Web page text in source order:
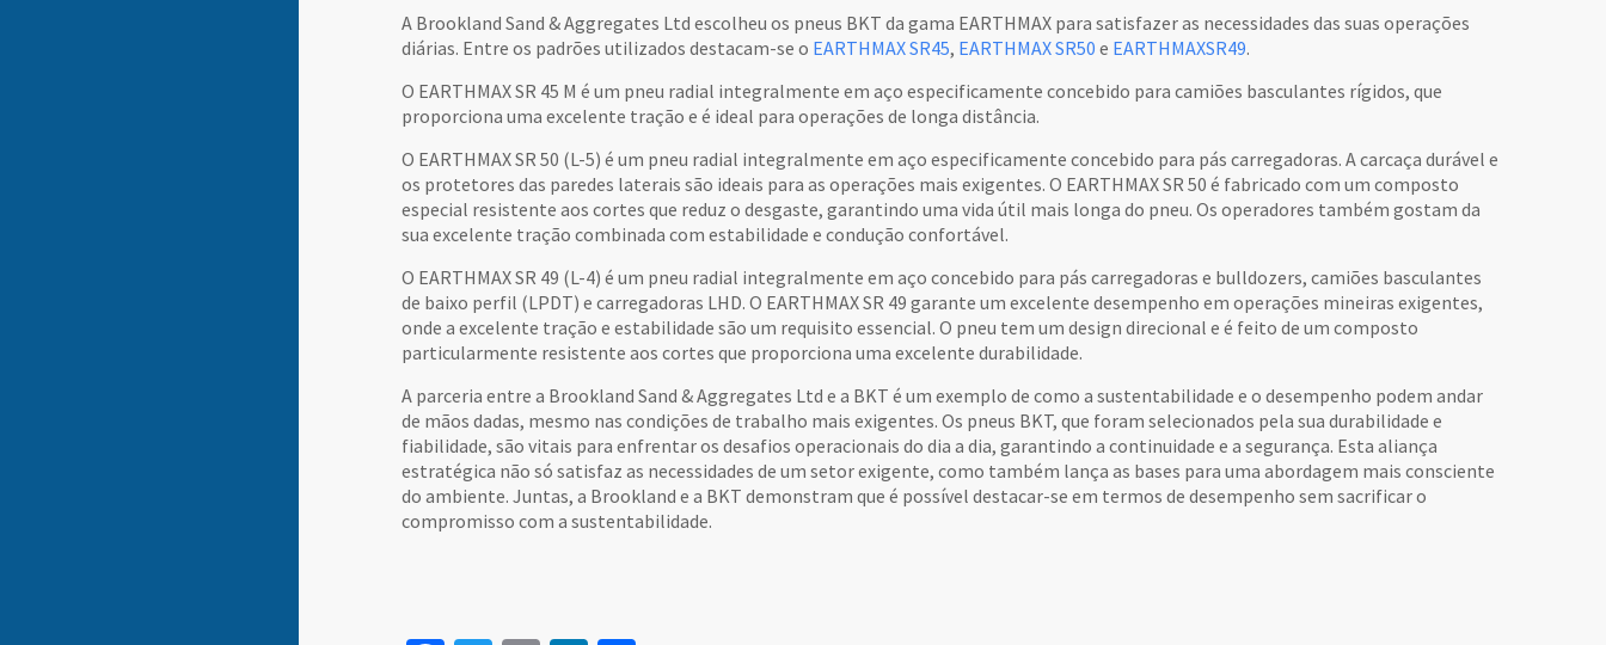
A Brookland Sand & Aggregates Ltd escolheu os pneus BKT da gama EARTHMAX para satisfazer as necessidades das suas operações
diárias. Entre os padrões utilizados destacam-se o EARTHMAX SR45, EARTHMAX SR50 e EARTHMAXSR49.
O EARTHMAX SR 45 M é um pneu radial integralmente em aço especificamente concebido para camiões basculantes rígidos, que
proporciona uma excelente tração e é ideal para operações de longa distância.
O EARTHMAX SR 50 (L-5) é um pneu radial integralmente em aço especificamente concebido para pás carregadoras. A carcaça durável e
os protetores das paredes laterais são ideais para as operações mais exigentes. O EARTHMAX SR 50 é fabricado com um composto
especial resistente aos cortes que reduz o desgaste, garantindo uma vida útil mais longa do pneu. Os operadores também gostam da
sua excelente tração combinada com estabilidade e condução confortável.
O EARTHMAX SR 49 (L-4) é um pneu radial integralmente em aço concebido para pás carregadoras e bulldozers, camiões basculantes
de baixo perfil (LPDT) e carregadoras LHD. O EARTHMAX SR 49 garante um excelente desempenho em operações mineiras exigentes,
onde a excelente tração e estabilidade são um requisito essencial. O pneu tem um design direcional e é feito de um composto
particularmente resistente aos cortes que proporciona uma excelente durabilidade.
A parceria entre a Brookland Sand & Aggregates Ltd e a BKT é um exemplo de como a sustentabilidade e o desempenho podem andar
de mãos dadas, mesmo nas condições de trabalho mais exigentes. Os pneus BKT, que foram selecionados pela sua durabilidade e
fiabilidade, são vitais para enfrentar os desafios operacionais do dia a dia, garantindo a continuidade e a segurança. Esta aliança
estratégica não só satisfaz as necessidades de um setor exigente, como também lança as bases para uma abordagem mais consciente
do ambiente. Juntas, a Brookland e a BKT demonstram que é possível destacar-se em termos de desempenho sem sacrificar o
compromisso com a sustentabilidade.